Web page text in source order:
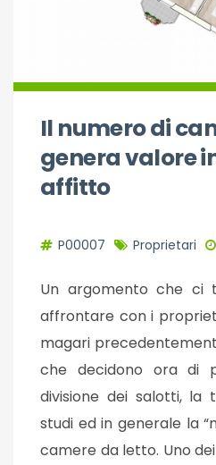
Il numero di
genera valore
affitto
P00007 Proprietari
Un argomento che ci
affrontare con i
magari
che decidono ora di
divisione dei salotti, la
studi ed in generale la
camere da letto. Uno